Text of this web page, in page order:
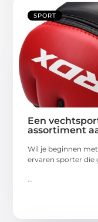
SPORT
Een
assortiment
Wil je beginnen
ervaren sporter die